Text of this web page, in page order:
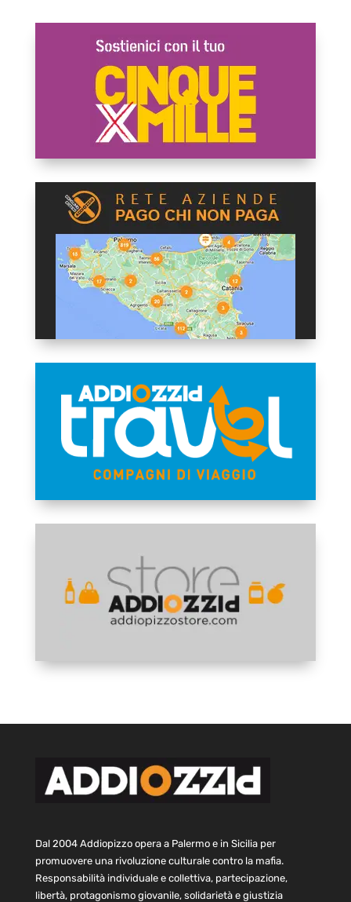
Dal 2004 Addiopizzo opera a Palermo e in Sicilia per
promuovere una rivoluzione culturale contro la mafia.
Responsabilità individuale e collettiva, partecipazione,
libertà, protagonismo giovanile, solidarietà e giustizia